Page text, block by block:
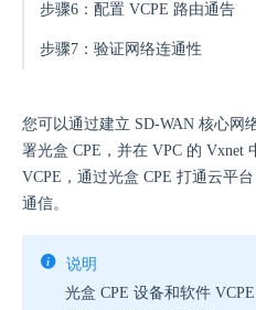
步骤6：配置 VCPE 路由通告
步骤7：验证网络连通性
您可以通过建立 SD-WAN 核心网
署光盒 CPE，并在 VPC 的 Vxnet
VCPE，通过光盒 CPE 打通云平
通信。
说明
光盒 CPE 设备和软件